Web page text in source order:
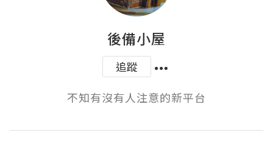
後備小屋
追蹤
不知有沒有人注意的新平台